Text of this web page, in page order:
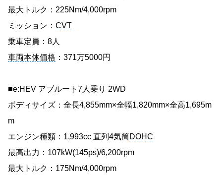
最大トルク：225Nm/4,000rpm
ミッション： CVT
乗車定員：8人
車両本体価格 ：371万5000円
■e:HEV アブルート7人乗り 2WD
ボディサイズ：全長4,855mm×全幅1,820mm×全高1,695m
m
エンジン種類：1,993cc 直列4気筒DOHC
最高出力：107kW(145ps)/6,200rpm
最大トルク：175Nm/4,000rpm